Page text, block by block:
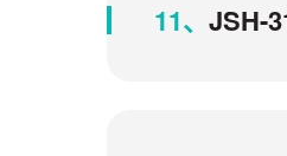
11、 JSH-